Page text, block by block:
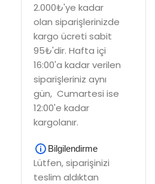
2.000₺'ye kadar
olan siparişlerinizde
kargo ücreti sabit
95₺'dir. Hafta içi
16:00'a kadar verilen
siparişleriniz aynı
gün, Cumartesi ise
12:00'e kadar
kargolanır.
Bilgilendirme
Lütfen, siparişinizi
teslim aldıktan